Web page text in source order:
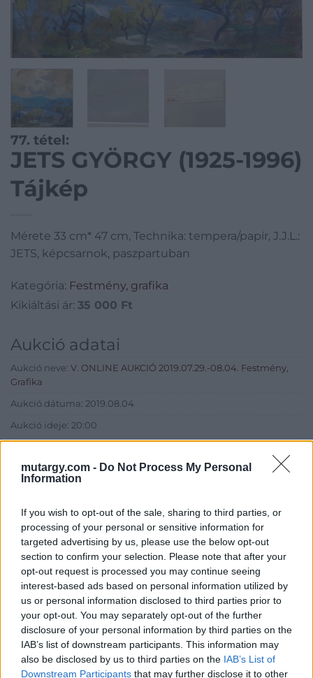
mutargy.com - Do Not Process My Personal
Information
If you wish to opt-out of the sale, sharing to third parties, or
processing of your personal or sensitive information for
targeted advertising by us, please use the below opt-out
section to confirm your selection. Please note that after your
opt-out request is processed you may continue seeing
interest-based ads based on personal information utilized by
us or personal information disclosed to third parties prior to
your opt-out. You may separately opt-out of the further
disclosure of your personal information by third parties on the
IAB’s list of downstream participants. This information may
also be disclosed by us to third parties on the IAB’s List of
Downstream Participants that may further disclose it to other
77. tétel:
JETS GYÖRGY (1925-1996)
Tájkép
Mérete 33 cm* 47 cm, Technika: tempera/papír, J.J.L.:
JETS, képcsarnok, paszpartuban
Kategória: Festmény, grafika
Kikiáltási ár: 35 000 Ft
Aukció adatai
Aukció neve: V. ONLINE AUKCIÓ 2019.07.29.-08.04. Festmény,
Grafika
Aukció dátuma: 2019.08.04
Aukció ideje: 20:00
Tételszám: 77
Eladó adatai
Amor Del Arte Galéria-
Cím: Ráduly Zoltán
Amor Del Arte Kft.
Sopron
06202391066
9400
Telefon: 06202391066
Weboldal: